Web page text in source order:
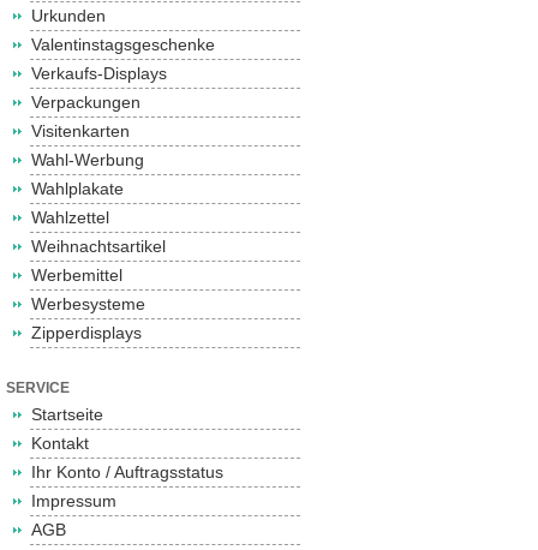
Urkunden
Valentinstagsgeschenke
Verkaufs-Displays
Verpackungen
Visitenkarten
Wahl-Werbung
Wahlplakate
Wahlzettel
Weihnachtsartikel
Werbemittel
Werbesysteme
Zipperdisplays
SERVICE
Startseite
Kontakt
Ihr Konto / Auftragsstatus
Impressum
AGB